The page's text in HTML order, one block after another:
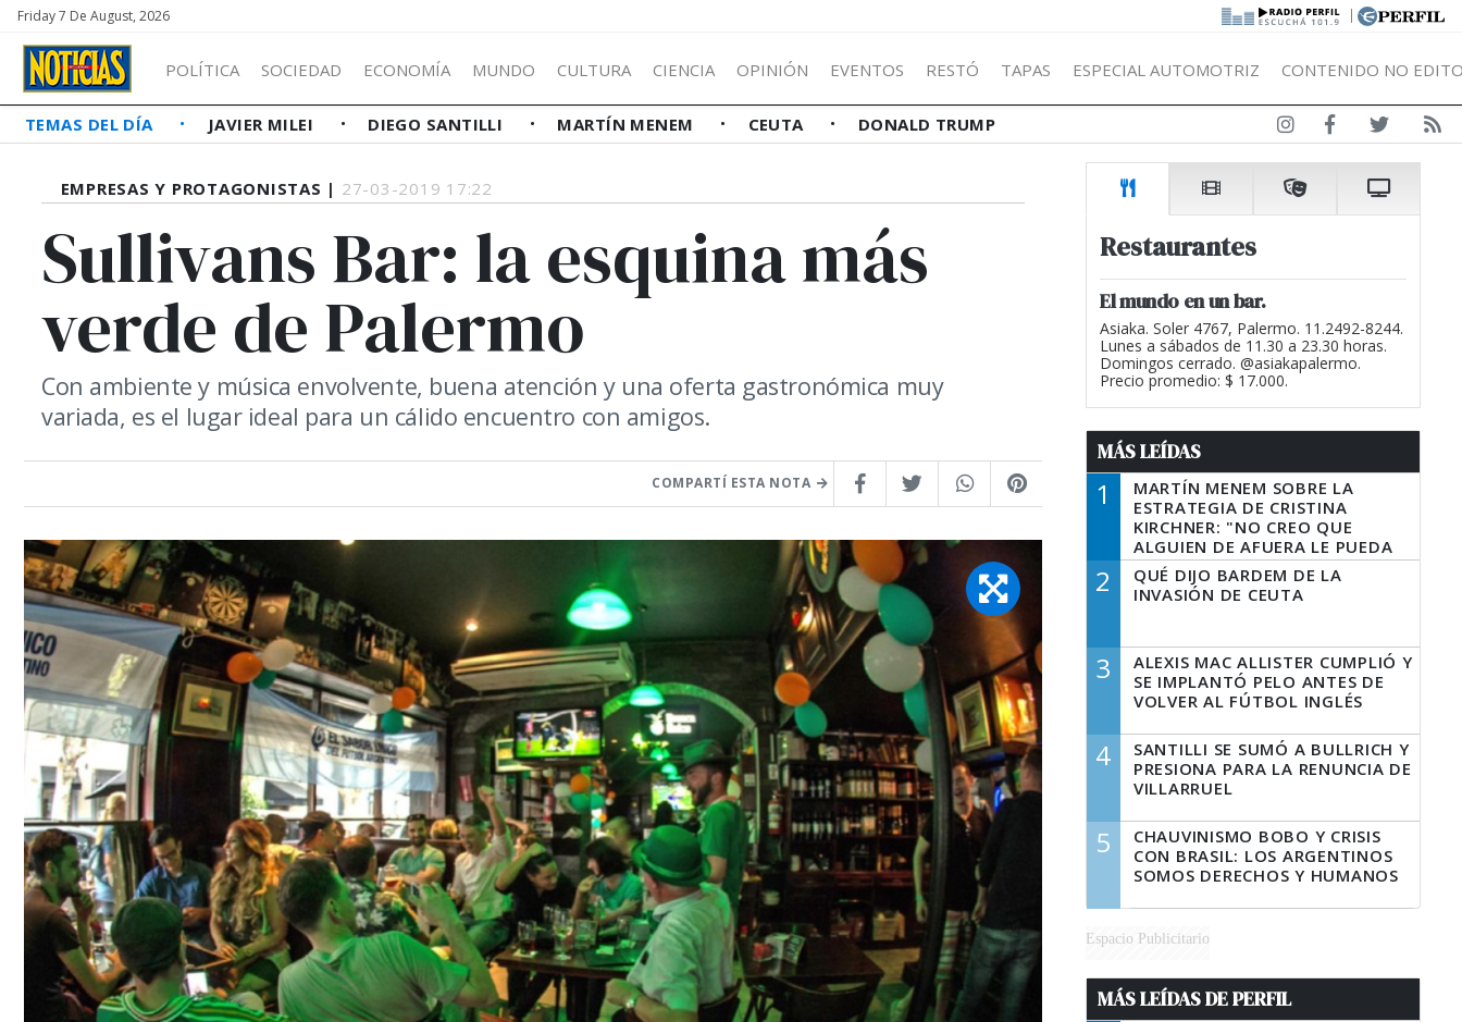
Friday 7 De August, 2026 |
POLÍTICA SOCIEDAD ECONOMÍA MUNDO CULTURA CIENCIA OPINIÓN EVENTOS RESTÓ TAPAS ESPECIAL AUTOMOTRIZ CONTENIDO NO
TEMAS DEL DÍA JAVIER MILEI DIEGO SANTILLI MARTÍN MENEM CEUTA DONALD TRUMP
EMPRESAS Y PROTAGONISTAS | 27-03-2019 17:22
Sullivans Bar: la esquina más
verde de Palermo
Con ambiente y música envolvente, buena atención y una oferta gastronómica muy
variada, es el lugar ideal para un cálido encuentro con amigos.
COMPARTÍ ESTA NOTA
Restaurantes
El mundo en un bar.
Asiaka. Soler 4767, Palermo. 11.2492-8244.
Lunes a sábados de 11.30 a 23.30 horas.
Domingos cerrado. @asiakapalermo.
Precio promedio: $ 17.000.
MÁS LEÍDAS
1
MARTÍN MENEM SOBRE LA
ESTRATEGIA DE CRISTINA
KIRCHNER: "NO CREO QUE
ALGUIEN DE AFUERA LE PUEDA
DECIR A LA JUSTICIA LO QUE
TIENE QUE HACER"
2
QUÉ DIJO BARDEM DE LA
INVASIÓN DE CEUTA
3
ALEXIS MAC ALLISTER CUMPLIÓ Y
SE IMPLANTÓ PELO ANTES DE
VOLVER AL FÚTBOL INGLÉS
4
SANTILLI SE SUMÓ A BULLRICH Y
PRESIONA PARA LA RENUNCIA DE
VILLARRUEL
5
CHAUVINISMO BOBO Y CRISIS
CON BRASIL: LOS ARGENTINOS
SOMOS DERECHOS Y HUMANOS
Espacio Publicitario
MÁS LEÍDAS DE PERFIL